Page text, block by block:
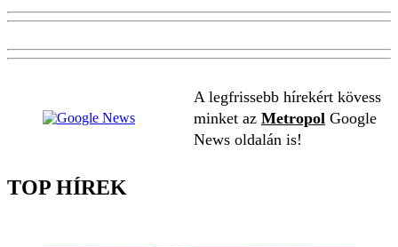
A legfrissebb hírekért kövess
minket az Metropol Google
News oldalán is!
TOP HÍREK